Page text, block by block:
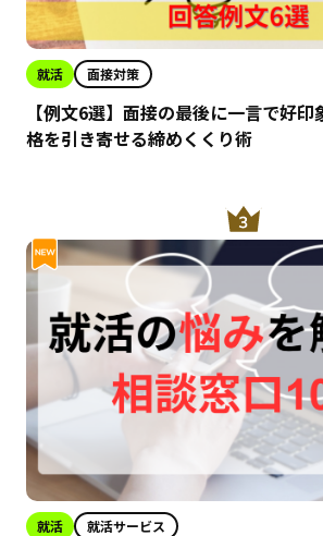
就活 面接対策
【例文6選】面接の最後に一言で好
格を引き寄せる締めくくり術
就活 就活サービス